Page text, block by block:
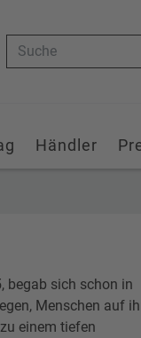
Suche
Händler
begab sich schon in
Menschen auf
einem tiefen